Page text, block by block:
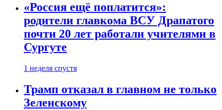
«Россия ещё поплатится»:
родители главкома ВСУ Драпатого
почти 20 лет работали учителями в
Сургуте
1 неделя спустя
Трамп отказал в главном не только
Зеленскому